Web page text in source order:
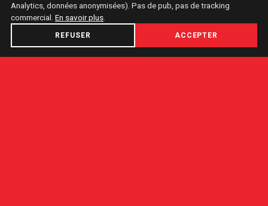
Analytics, données anonymisées). Pas de pub, pas de tracking
commercial. En savoir plus
REFUSER ACCEPTER